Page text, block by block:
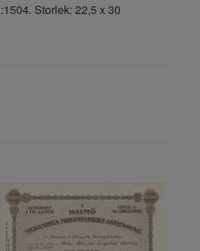
Storlek: 22,5 x 30